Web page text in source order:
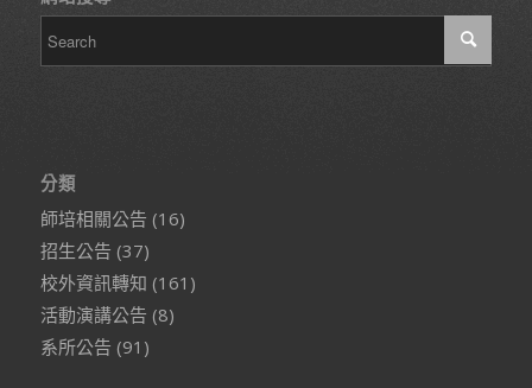
分類
師培相關公告 (16)
招生公告 (37)
校外資訊轉知 (161)
活動演講公告 (8)
系所公告 (91)